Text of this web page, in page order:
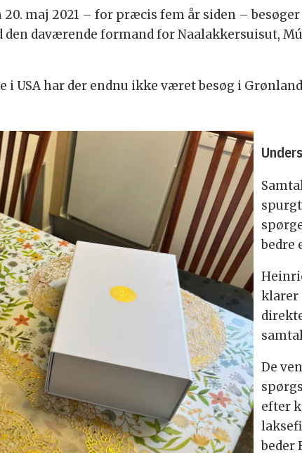
maj 2021 – for præcis fem år siden –
daværende formand for Naalakkersuisut,
USA har der endnu ikke været besøg i
bedre
klarer
De
efter
beder